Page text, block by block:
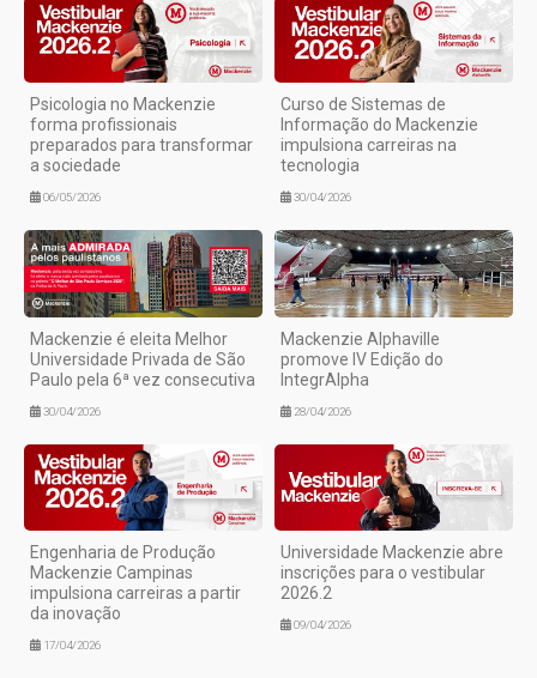
Psicologia no Mackenzie
forma profissionais
preparados para transformar
a sociedade
06/05/2026
Curso de Sistemas de
Informação do Mackenzie
impulsiona carreiras na
tecnologia
30/04/2026
Mackenzie é eleita Melhor
Universidade Privada de São
Paulo pela 6ª vez consecutiva
30/04/2026
Mackenzie Alphaville
promove IV Edição do
IntegrAlpha
28/04/2026
Engenharia de Produção
Mackenzie Campinas
impulsiona carreiras a partir
da inovação
17/04/2026
Universidade Mackenzie abre
inscrições para o vestibular
2026.2
09/04/2026